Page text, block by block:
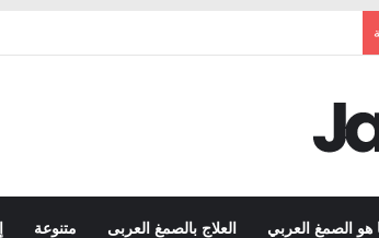
هو الصمغ العربي العلاج بالصمغ العربى متنوعة